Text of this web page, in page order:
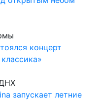
концерт
запускает летние